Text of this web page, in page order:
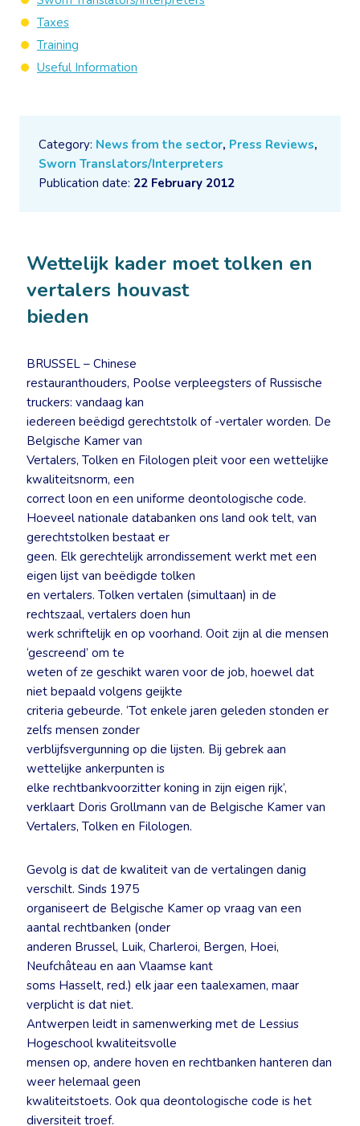
Category: News from the sector, Press Reviews,
Sworn Translators/Interpreters
Publication date: 22 February 2012
Wettelijk kader moet tolken en
vertalers houvast
bieden
BRUSSEL – Chinese
restauranthouders, Poolse verpleegsters of Russische
truckers: vandaag kan
iedereen beëdigd gerechtstolk of -vertaler worden. De
Belgische Kamer van
Vertalers, Tolken en Filologen pleit voor een wettelijke
kwaliteitsnorm, een
correct loon en een uniforme deontologische code.
Hoeveel nationale databanken ons land ook telt, van
gerechtstolken bestaat er
geen. Elk gerechtelijk arrondissement werkt met een
eigen lijst van beëdigde tolken
en vertalers. Tolken vertalen (simultaan) in de
rechtszaal, vertalers doen hun
werk schriftelijk en op voorhand. Ooit zijn al die mensen
‘gescreend’ om te
weten of ze geschikt waren voor de job, hoewel dat
niet bepaald volgens geijkte
criteria gebeurde. ‘Tot enkele jaren geleden stonden er
zelfs mensen zonder
verblijfsvergunning op die lijsten. Bij gebrek aan
wettelijke ankerpunten is
elke rechtbankvoorzitter koning in zijn eigen rijk’,
verklaart Doris Grollmann van de Belgische Kamer van
Vertalers, Tolken en Filologen.
Gevolg is dat de kwaliteit van de vertalingen danig
verschilt. Sinds 1975
organiseert de Belgische Kamer op vraag van een
aantal rechtbanken (onder
anderen Brussel, Luik, Charleroi, Bergen, Hoei,
Neufchâteau en aan Vlaamse kant
soms Hasselt, red.) elk jaar een taalexamen, maar
verplicht is dat niet.
Antwerpen leidt in samenwerking met de Lessius
Hogeschool kwaliteitsvolle
mensen op, andere hoven en rechtbanken hanteren dan
weer helemaal geen
kwaliteitstoets. Ook qua deontologische code is het
diversiteit troef.
Taxes
Training
Useful Information